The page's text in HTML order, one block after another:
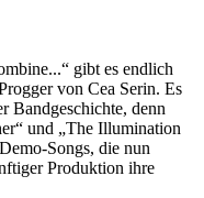
gibt es endlich
von Cea Serin. Es
Bandgeschichte, denn
und „The Illumination
Songs, die nun
Produktion ihre